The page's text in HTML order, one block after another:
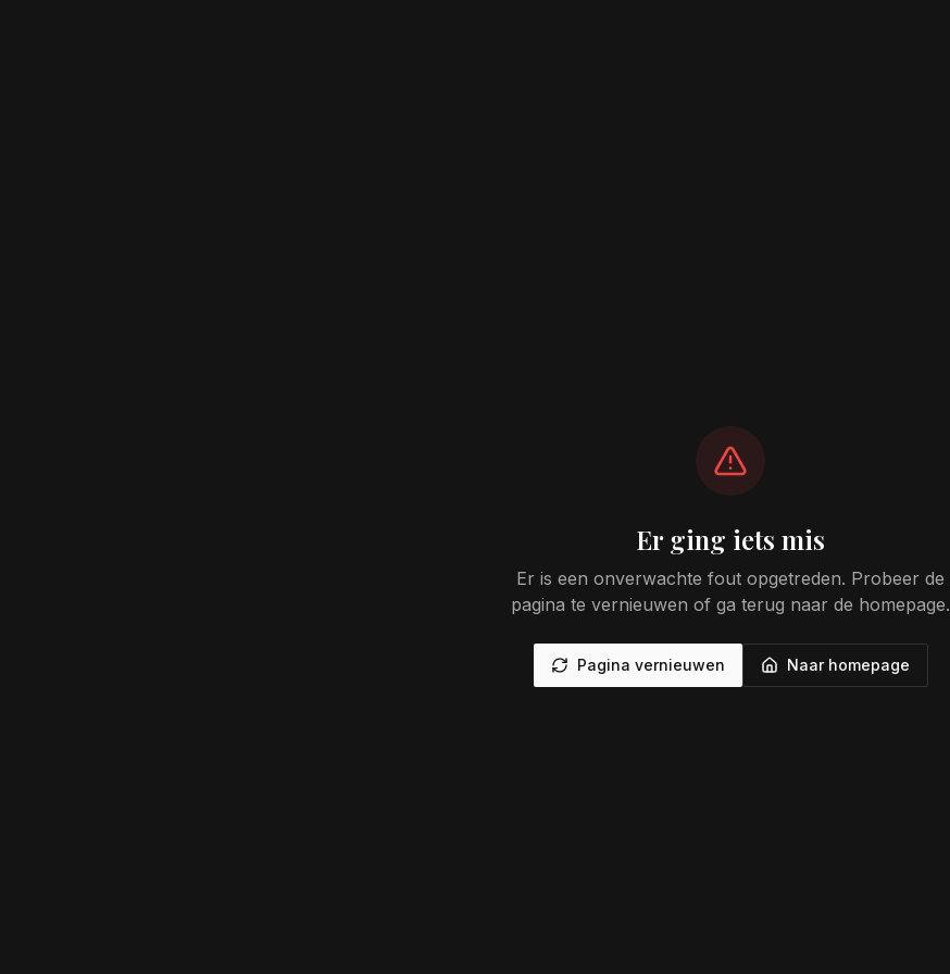
Er ging iets mis
Er is een onverwachte fout opgetreden. Probeer de
pagina te vernieuwen of ga terug naar de homepage.
Pagina vernieuwen Naar homepage